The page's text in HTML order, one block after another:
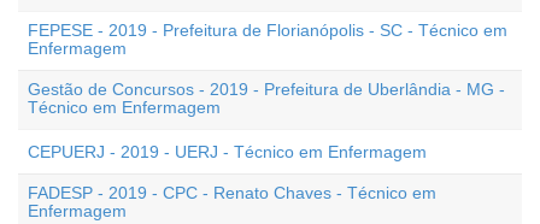
FEPESE - 2019 - Prefeitura de Florianópolis - SC - Técnico em
Enfermagem
Gestão de Concursos - 2019 - Prefeitura de Uberlândia - MG -
Técnico em Enfermagem
CEPUERJ - 2019 - UERJ - Técnico em Enfermagem
FADESP - 2019 - CPC - Renato Chaves - Técnico em
Enfermagem